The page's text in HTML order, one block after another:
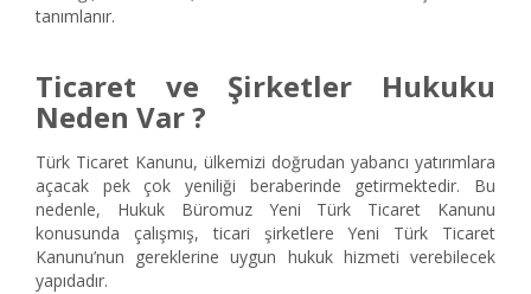
tanımlanır.
Ticaret ve Şirketler Hukuku
Neden Var ?
Türk Ticaret Kanunu, ülkemizi doğrudan yabancı yatırımlara
açacak pek çok yeniliği beraberinde getirmektedir. Bu
nedenle, Hukuk Büromuz Yeni Türk Ticaret Kanunu
konusunda çalışmış, ticari şirketlere Yeni Türk Ticaret
Kanunu’nun gereklerine uygun hukuk hizmeti verebilecek
yapıdadır.